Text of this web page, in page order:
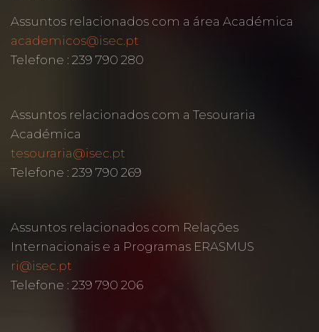
Assuntos relacionados com a área Académica
academicos@isec.pt
Telefone : 239 790 280
Assuntos relacionados com a Tesouraria
Académica
tesouraria@isec.pt
Telefone : 239 790 269
Assuntos relacionados com Relações
Internacionais e a Programas ERASMUS
ri@isec.pt
Telefone : 239 790 206